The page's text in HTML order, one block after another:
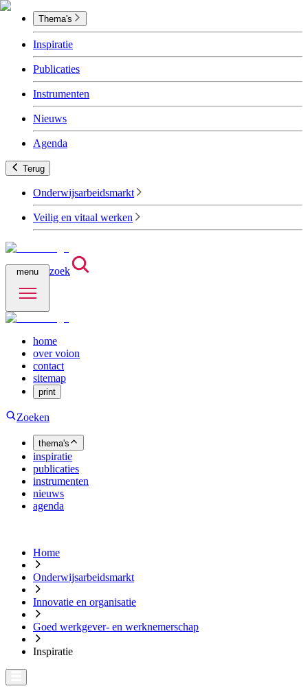
Thema's
Inspiratie
Publicaties
Instrumenten
Nieuws
Agenda
Terug
Onderwijsarbeidsmarkt
Veilig en vitaal werken
menu zoek
home
over voion
contact
sitemap
print
Zoeken
thema's
inspiratie
publicaties
instrumenten
nieuws
agenda
Home
Onderwijsarbeidsmarkt
Innovatie en organisatie
Goed werkgever- en werknemerschap
Inspiratie